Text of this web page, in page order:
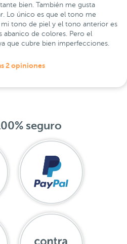
bien. También me gusta
Lo único es que el tono me
tono de piel y el tono anterior es
abanico de colores. Pero el
que cubre bien imperfecciones.
2 opiniones
seguro